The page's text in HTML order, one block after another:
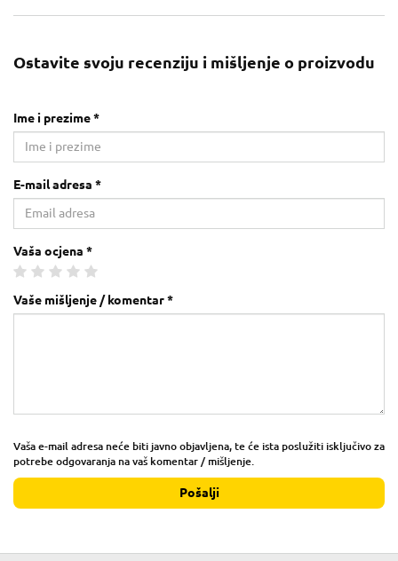
Ostavite svoju recenziju i mišljenje o proizvodu
Ime i prezime *
E-mail adresa *
Vaša ocjena *
Vaše mišljenje / komentar *
Vaša e-mail adresa neće biti javno objavljena, te će ista poslužiti isključivo za
potrebe odgovaranja na vaš komentar / mišljenje.
Pošalji